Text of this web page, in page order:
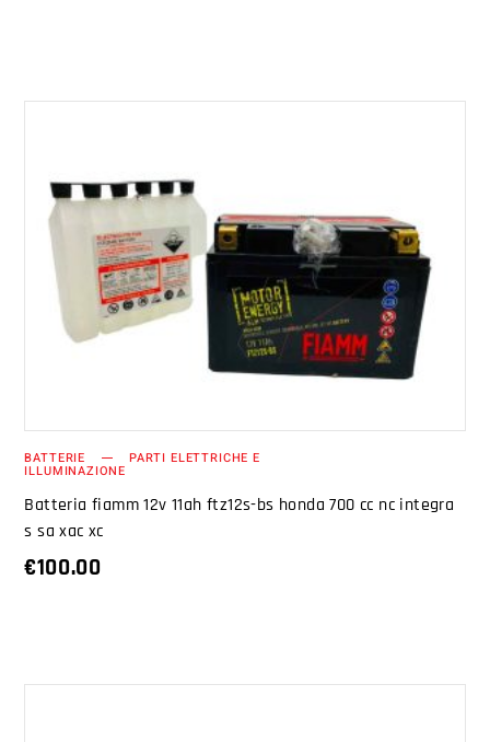
AGGIUNGI AL CARRELLO
BATTERIE PARTI ELETTRICHE E
ILLUMINAZIONE
Batteria fiamm 12v 11ah ftz12s-bs honda 700 cc nc integra
s sa xac xc
€100.00